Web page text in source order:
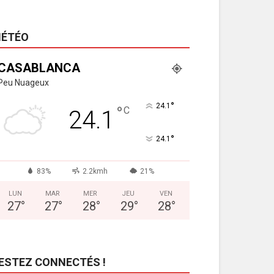
Nuageux
24.1 °C 24.1 °
24.1 °
83% 2.2kmh 21%
LUN
27°
MAR
27°
MER
28°
JEU
29°
VEN
28°
CONNECTÉS !